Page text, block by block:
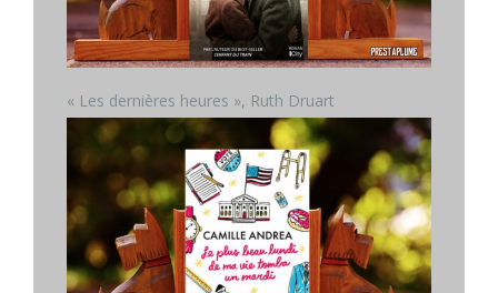
« Les dernières heures », Ruth Druart